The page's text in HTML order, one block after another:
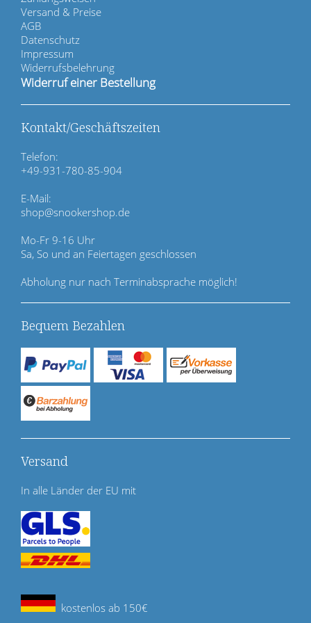
v
i
g
a
t
i
n
ü
b
e
r
s
p
r
i
n
g
e
n
Versand & Preise
AGB
Datenschutz
Impressum
Widerrufsbelehrung
Widerruf einer Bestellung
Kontakt/Geschäftszeiten
Telefon:
+49-931-780-85-904
E-Mail:
shop@snookershop.de
Mo-Fr 9-16 Uhr
Sa, So und an Feiertagen geschlossen
Abholung nur nach Terminabsprache möglich!
Bequem Bezahlen
Versand
In alle Länder der EU mit
kostenlos ab 150€